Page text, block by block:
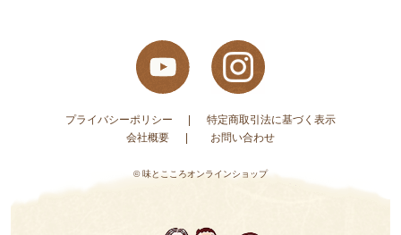
プライバシーポリシー
特定商取引法に基づく表示
会社概要
お問い合わせ
© 味とこころオンラインショップ